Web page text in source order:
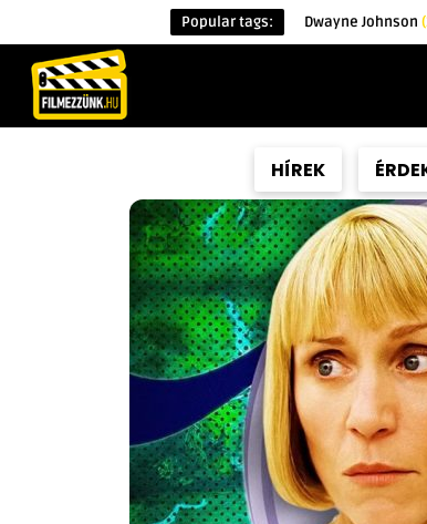
Popular tags: Dwayne Johnson
HÍREK